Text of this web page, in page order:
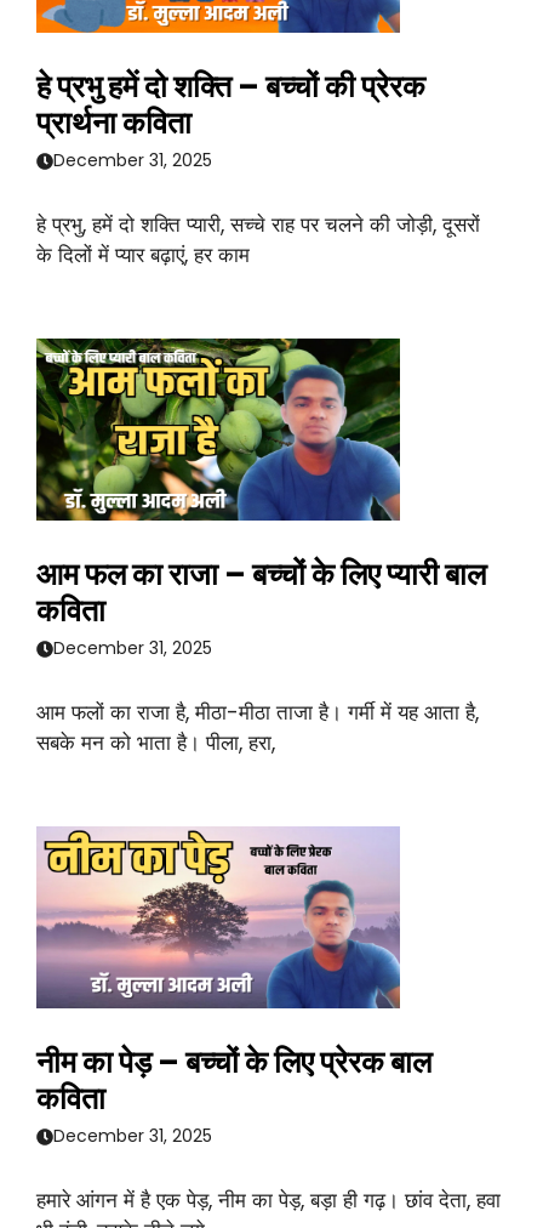
हे प्रभु हमें दो शक्ति – बच्चों की प्रेरक
प्रार्थना कविता
December 31, 2025
हे प्रभु, हमें दो शक्ति प्यारी, सच्चे राह पर चलने की जोड़ी, दूसरों
के दिलों में प्यार बढ़ाएं, हर काम
आम फल का राजा – बच्चों के लिए प्यारी बाल
कविता
December 31, 2025
आम फलों का राजा है, मीठा-मीठा ताजा है। गर्मी में यह आता है,
सबके मन को भाता है। पीला, हरा,
नीम का पेड़ – बच्चों के लिए प्रेरक बाल
कविता
December 31, 2025
हमारे आंगन में है एक पेड़, नीम का पेड़, बड़ा ही गढ़। छांव देता, हवा